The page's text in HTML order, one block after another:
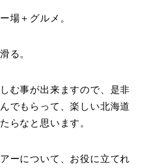
場＋グルメ。
る。
む事が出来ますので、是非
でもらって、楽しい北海道
らなと思います。
ーについて、お役に立てれ